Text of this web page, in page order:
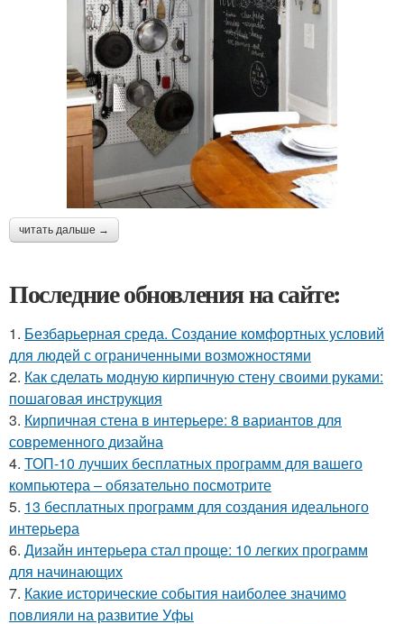
читать дальше →
Последние обновления на сайте:
1. Безбарьерная среда. Создание комфортных условий
для людей с ограниченными возможностями
2. Как сделать модную кирпичную стену своими руками:
пошаговая инструкция
3. Кирпичная стена в интерьере: 8 вариантов для
современного дизайна
4. ТОП-10 лучших бесплатных программ для вашего
компьютера – обязательно посмотрите
5. 13 бесплатных программ для создания идеального
интерьера
6. Дизайн интерьера стал проще: 10 легких программ
для начинающих
7. Какие исторические события наиболее значимо
повлияли на развитие Уфы